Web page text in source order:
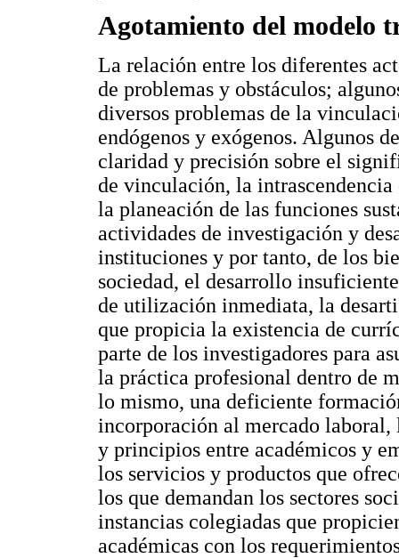
Agotamiento del modelo
La relación entre los diferentes
de problemas y obstáculos;
diversos problemas de la
endógenos y exógenos. Algunos
claridad y precisión sobre el
de vinculación, la
la planeación de las funciones
actividades de investigación y
instituciones y por tanto, de los
sociedad, el desarrollo
de utilización inmediata, la
que propicia la existencia de
parte de los investigadores para
la práctica profesional dentro de
lo mismo, una deficiente
incorporación al mercado
y principios entre académicos y
los servicios y productos que
los que demandan los sectores
instancias colegiadas que
académicas con los